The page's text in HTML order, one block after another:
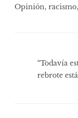
Opinión, racismo,
“Todavía
rebrote